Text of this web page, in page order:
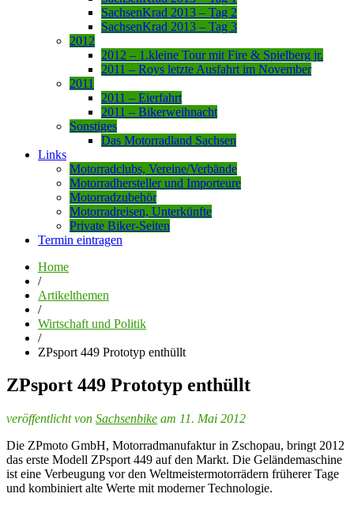
SachsenKrad 2013 – Tag 2
SachsenKrad 2013 – Tag 3
2012
2012 – 1.kleine Tour mit Fire & Spielberg jr.
2011 – Roys letzte Ausfahrt im November
2011
2011 – Eierfahrt
2011 – Bikerweihnacht
Sonstiges
Das Motorradland Sachsen
Links
Motorradclubs, Vereine/Verbände
Motorradhersteller und Importeure
Motorradzubehör
Motorradreisen, Unterkünfte
Private Biker-Seiten
Termin eintragen
Home
/
Artikelthemen
/
Wirtschaft und Politik
/
ZPsport 449 Prototyp enthüllt
ZPsport 449 Prototyp enthüllt
veröffentlicht von Sachsenbike am 11. Mai 2012
Die ZPmoto GmbH, Motorradmanufaktur in Zschopau, bringt 2012
das erste Modell ZPsport 449 auf den Markt. Die Geländemaschine
ist eine Verbeugung vor den Weltmeistermotorrädern früherer Tage
und kombiniert alte Werte mit moderner Technologie.